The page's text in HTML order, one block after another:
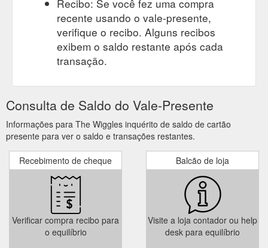
Recibo: Se você fez uma compra
recente usando o vale-presente,
verifique o recibo. Alguns recibos
exibem o saldo restante após cada
transação.
Consulta de Saldo do Vale-Presente
Informações para The Wiggles inquérito de saldo de cartão
presente para ver o saldo e transações restantes.
Recebimento de cheque
Verificar compra recibo para
o equilíbrio
Balcão de loja
Visite a loja contador ou help
desk para equilíbrio